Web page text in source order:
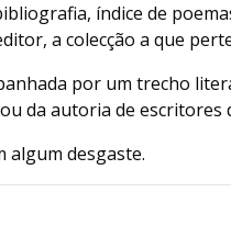
índice de
a colecção a que
por um trecho
da autoria de escritores
algum desgaste.